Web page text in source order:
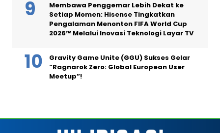
Membawa Penggemar Lebih Dekat ke
Setiap Momen: Hisense Tingkatkan
Pengalaman Menonton FIFA World Cup
2026™ Melalui Inovasi Teknologi Layar TV
Gravity Game Unite (GGU) Sukses Gelar
“Ragnarok Zero: Global European User
Meetup”!